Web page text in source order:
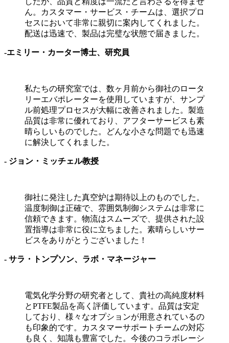
ん。カスタマー・サービス・チームは、選択プロ
セスにおいて非常に親切に案内してくれました。
配送は迅速で、製品は完璧な状態で届きました。
-エミリー・カーター博士、研究員
私たちの研究室では、数ヶ月前から御社のロータ
リーエバポレーターを使用していますが、サンプ
ル前処理プロセスが大幅に改善されました。製造
品質は非常に優れており、アフターサービスも素
晴らしいものでした。どんな小さな問題でも迅速
に解決してくれました。
- ジョン・ミッチェル教授
御社に発注した真空炉は期待以上のものでした。
温度制御は正確で、雰囲気制御システムは非常に
信頼できます。物流はスムーズで、提供された設
置指導は非常に役に立ちました。素晴らしいサー
ビスをありがとうございました！
- サラ・トンプソン、ラボ・マネージャー
電気化学分野の研究者として、貴社の高純度材料
とPTFE製品を高く評価しています。品質は安定
しており、様々なオプションが用意されているの
も印象的です。カスタマーサポートチームの対応
も良く、知識も豊富でした。今後のコラボレーシ